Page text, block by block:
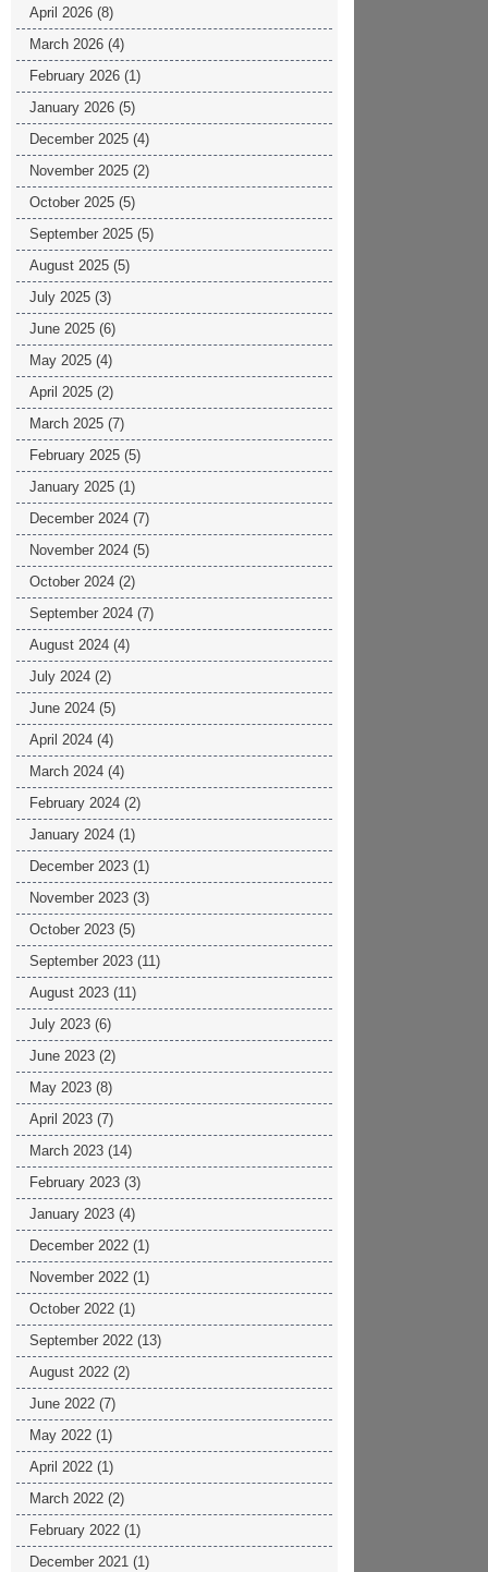
April 2026 (8)
March 2026 (4)
February 2026 (1)
January 2026 (5)
December 2025 (4)
November 2025 (2)
October 2025 (5)
September 2025 (5)
August 2025 (5)
July 2025 (3)
June 2025 (6)
May 2025 (4)
April 2025 (2)
March 2025 (7)
February 2025 (5)
January 2025 (1)
December 2024 (7)
November 2024 (5)
October 2024 (2)
September 2024 (7)
August 2024 (4)
July 2024 (2)
June 2024 (5)
April 2024 (4)
March 2024 (4)
February 2024 (2)
January 2024 (1)
December 2023 (1)
November 2023 (3)
October 2023 (5)
September 2023 (11)
August 2023 (11)
July 2023 (6)
June 2023 (2)
May 2023 (8)
April 2023 (7)
March 2023 (14)
February 2023 (3)
January 2023 (4)
December 2022 (1)
November 2022 (1)
October 2022 (1)
September 2022 (13)
August 2022 (2)
June 2022 (7)
May 2022 (1)
April 2022 (1)
March 2022 (2)
February 2022 (1)
December 2021 (1)